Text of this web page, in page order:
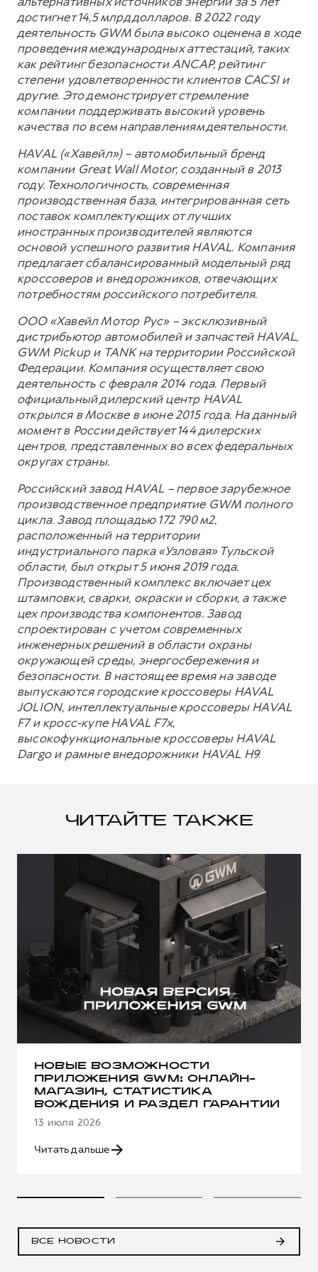
достигнет 14,5 млрд долларов. В 2022 году
деятельность GWM была высоко оценена в ходе
проведения международных аттестаций, таких
как рейтинг безопасности ANCAP, рейтинг
степени удовлетворенности клиентов CACSI и
другие. Это демонстрирует стремление
компании поддерживать высокий уровень
качества по всем направлениям деятельности.
HAVAL («Хавейл») – автомобильный бренд
компании Great Wall Motor, созданный в 2013
году. Технологичность, современная
производственная база, интегрированная сеть
поставок комплектующих от лучших
иностранных производителей являются
основой успешного развития HAVAL. Компания
предлагает сбалансированный модельный ряд
кроссоверов и внедорожников, отвечающих
потребностям российского потребителя.
ООО «Хавейл Мотор Рус» – эксклюзивный
дистрибьютор автомобилей и запчастей HAVAL,
GWM Pickup и TANK на территории Российской
Федерации. Компания осуществляет свою
деятельность с февраля 2014 года. Первый
официальный дилерский центр HAVAL
открылся в Москве в июне 2015 года. На данный
момент в России действует 144 дилерских
центров, представленных во всех федеральных
округах страны.
Российский завод HAVAL – первое зарубежное
производственное предприятие GWM полного
цикла. Завод площадью 172 790 м2,
расположенный на территории
индустриального парка «Узловая» Тульской
области, был открыт 5 июня 2019 года.
Производственный комплекс включает цех
штамповки, сварки, окраски и сборки, а также
цех производства компонентов. Завод
спроектирован с учетом современных
инженерных решений в области охраны
окружающей среды, энергосбережения и
безопасности. В настоящее время на заводе
выпускаются городские кроссоверы HAVAL
JOLION, интеллектуальные кроссоверы HAVAL
F7 и кросс-купе HAVAL F7x,
высокофункциональные кроссоверы HAVAL
Dargo и рамные внедорожники HAVAL H9.
ЧИТАЙТЕ ТАКЖЕ
НОВЫЕ ВОЗМОЖНОСТИ
ПРИЛОЖЕНИЯ GWM: ОНЛАЙН-
МАГАЗИН, СТАТИСТИКА
ВОЖДЕНИЯ И РАЗДЕЛ ГАРАНТИИ
13 июля 2026
Читать дальше
ВСЕ НОВОСТИ